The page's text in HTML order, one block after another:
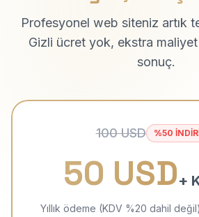
Profesyonel web siteniz artık
Gizli ücret yok, ekstra
sonuç.
100 USD %50
50 USD+
Yıllık ödeme (KDV %20 dahil değil)